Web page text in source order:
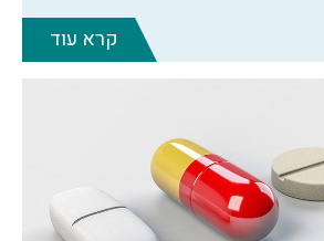
קרא עוד